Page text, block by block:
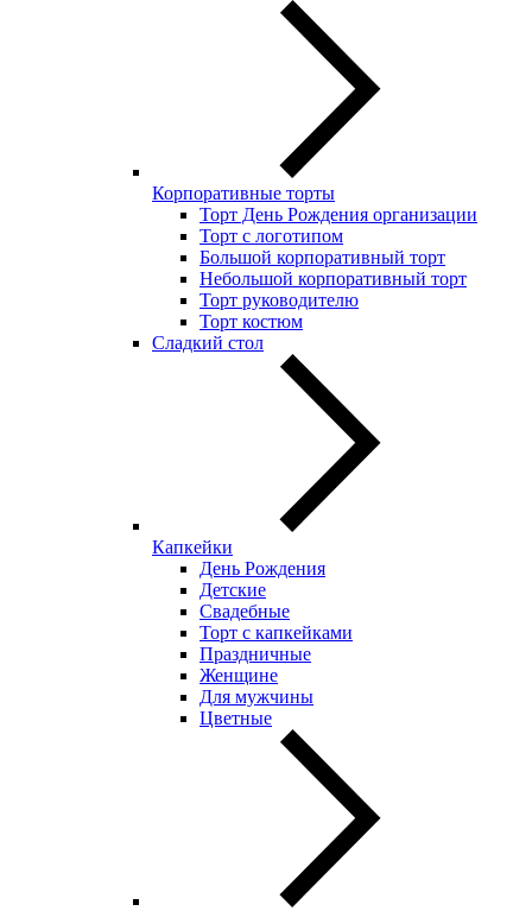
Корпоративные торты
Торт День Рождения организации
Торт с логотипом
Большой корпоративный торт
Небольшой корпоративный торт
Торт руководителю
Торт костюм
Сладкий стол
Капкейки
День Рождения
Детские
Свадебные
Торт с капкейками
Праздничные
Женщине
Для мужчины
Цветные